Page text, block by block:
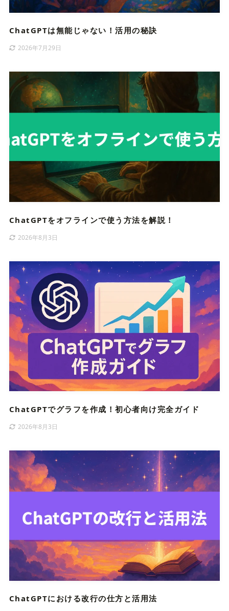
ChatGPTは無能じゃない！活用の秘訣
2026年7月29日
ChatGPTをオフラインで使う方法を解説！
2026年8月3日
ChatGPTでグラフを作成！初心者向け完全ガイド
2026年8月3日
ChatGPTにおける改行の仕方と活用法